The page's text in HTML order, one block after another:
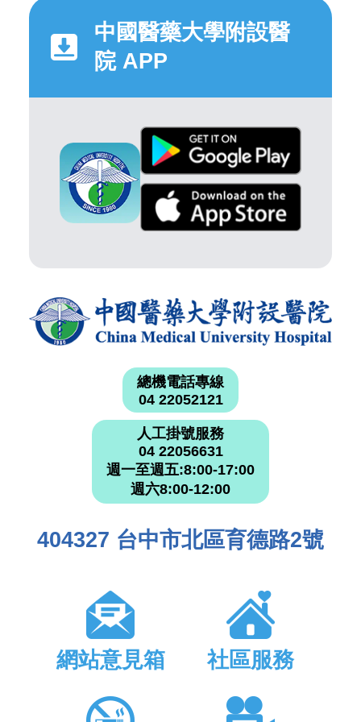
中國醫藥大學附設醫
院 APP
總機電話專線
04 22052121
人工掛號服務
04 22056631
週一至週五:8:00-17:00
週六8:00-12:00
404327 台中市北區育德路2號
網站意見箱 社區服務